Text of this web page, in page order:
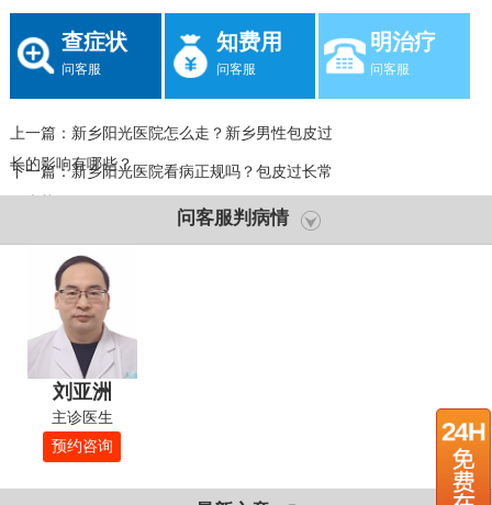
查症状
问客服
知费用
问客服
明治疗
问客服
上一篇： 新乡阳光医院怎么走？新乡男性包皮过
长的影响有哪些？
下一篇：新乡阳光医院看病正规吗？包皮过长常
问客服判病情
刘亚洲
主诊医生
预约咨询